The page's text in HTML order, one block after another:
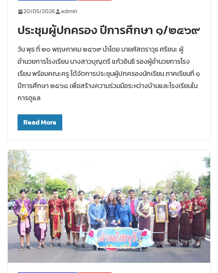
20/05/2026 admin
ประชุมผู้ปกครอง ปีการศึกษา ๑/๒๕๖๙
วัน พุธ ที่ ๒๐ พฤษภาคม ๒๕๖๙ นำโดย นายศัสตราวุธ ศรีชนะ ผู้
อำนวยการโรงเรียน นางสาวบุญตรี แก้วอินธิ รองผู้อำนวยการโรง
เรืยน พร้อมคณะครู ได้จัดการประชุมผู้ปกครองนักเรียน ภาคเรียนที่ ๑
ปีการศึกษา ๒๕๖๘ เพื่อสร้างความร่วมมือระหว่างบ้านและโรงเรียนใน
การดูแล
Read More